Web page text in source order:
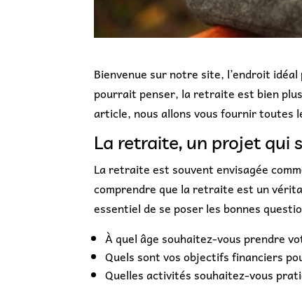
Bienvenue sur notre site, l’endroit
pourrait penser, la retraite est bien
article, nous allons vous fournir toutes
La retraite, un projet qui
La retraite est souvent envisagée
comprendre que la retraite est un
essentiel de se poser les bonnes
À quel âge souhaitez-vous prendre
Quels sont vos objectifs financiers
Quelles activités souhaitez-vous